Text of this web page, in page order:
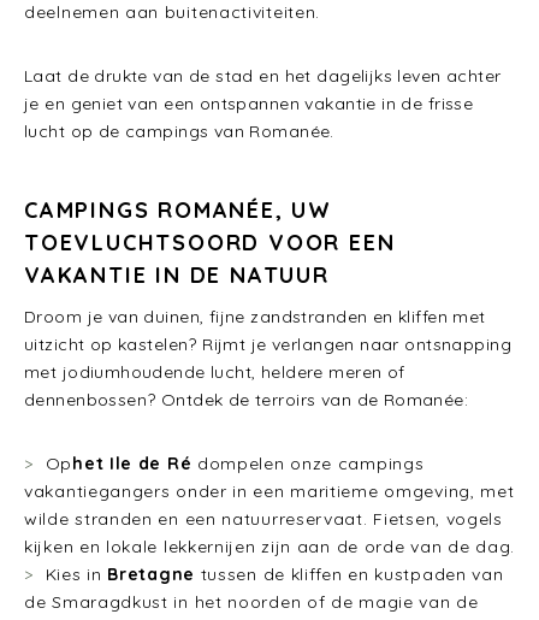
deelnemen aan buitenactiviteiten.
Laat de drukte van de stad en het dagelijks leven achter
je en geniet van een ontspannen vakantie in de frisse
lucht op de campings van Romanée.
CAMPINGS ROMANÉE, UW
TOEVLUCHTSOORD VOOR EEN
VAKANTIE IN DE NATUUR
Droom je van duinen, fijne zandstranden en kliffen met
uitzicht op kastelen? Rijmt je verlangen naar ontsnapping
met jodiumhoudende lucht, heldere meren of
dennenbossen? Ontdek de terroirs van de Romanée:
Ophet Ile de Ré dompelen onze campings
vakantiegangers onder in een maritieme omgeving, met
wilde stranden en een natuurreservaat. Fietsen, vogels
kijken en lokale lekkernijen zijn aan de orde van de dag.
Kies in Bretagne tussen de kliffen en kustpaden van
de Smaragdkust in het noorden of de magie van de